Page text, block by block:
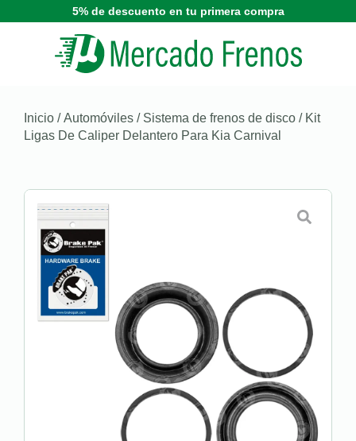
5% de descuento en tu primera compra
Inicio /Automóviles / Sistema de frenos de disco / Kit
Ligas De Caliper Delantero Para Kia Carnival